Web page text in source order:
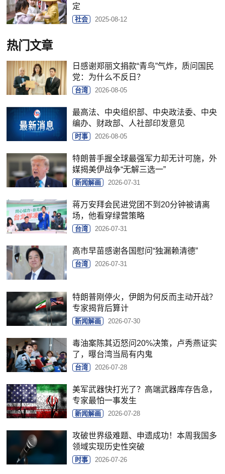
定
社会 2025-08-12
热门文章
日感谢郑丽文捐款“青鸟”气炸，质问国民
党：为什么不反日？
台湾 2026-08-05
最高法、中央组织部、中央政法委、中央
编办、财政部、人社部印发意见
时事 2026-08-05
特朗普手握全球最强军力却无计可施，外
媒揭美伊战争“无解三选一”
新闻解画 2026-07-31
蒋万安拜会民进党团不到20分钟被请离
场，他看穿绿营策略
台湾 2026-07-31
高市早苗感谢各国慰问“独漏赖清德”
台湾 2026-07-31
特朗普刚停火，伊朗为何反而主动开战？
专家揭背后算计
新闻解画 2026-07-30
毒油案陈其迈怒问20%决策，卢秀燕证实
了，曝台湾当局有内鬼
台湾 2026-07-28
美军武器快打光了？高端武器库存告急，
专家最怕一事发生
新闻解画 2026-07-28
攻破世界级难题、申遗成功！本周我国多
领域实现历史性突破
时事 2026-07-26